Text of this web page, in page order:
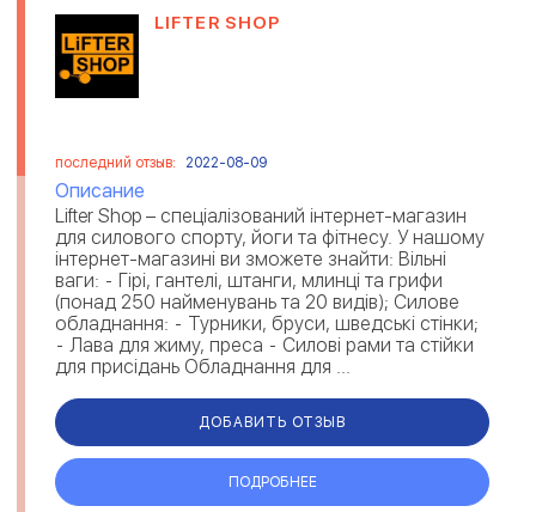
LIFTER SHOP
последний отзыв: 2022-08-09
Описание
Lifter Shop – спеціалізований інтернет-магазин
для силового спорту, йоги та фітнесу. У нашому
інтернет-магазині ви зможете знайти: Вільні
ваги: ⁃ Гірі, гантелі, штанги, млинці та грифи
(понад 250 найменувань та 20 видів); Силове
обладнання: ⁃ Турники, бруси, шведські стінки;
⁃ Лава для жиму, преса ⁃ Силові рами та стійки
для присідань Обладнання для ...
ДОБАВИТЬ ОТЗЫВ
ПОДРОБНЕЕ